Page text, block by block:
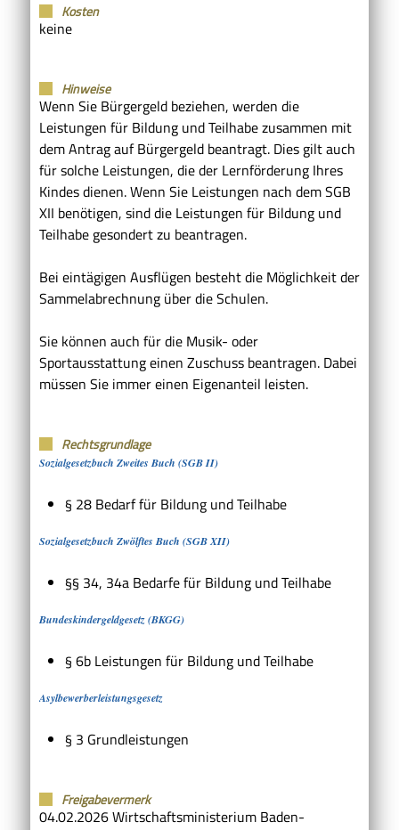
Kosten
keine
Hinweise
Wenn Sie Bürgergeld beziehen, werden die
Leistungen für Bildung und Teilhabe zusammen mit
dem Antrag auf Bürgergeld beantragt. Dies gilt auch
für solche Leistungen, die der Lernförderung Ihres
Kindes dienen. Wenn Sie Leistungen nach dem SGB
XII benötigen, sind die Leistungen für Bildung und
Teilhabe gesondert zu beantragen.
Bei eintägigen Ausflügen besteht die Möglichkeit der
Sammelabrechnung über die Schulen.
Sie können auch für die Musik- oder
Sportausstattung einen Zuschuss beantragen. Dabei
müssen Sie immer einen Eigenanteil leisten.
Rechtsgrundlage
Sozialgesetzbuch Zweites Buch (SGB II)
§ 28 Bedarf für Bildung und Teilhabe
Sozialgesetzbuch Zwölftes Buch (SGB XII)
§§ 34, 34a Bedarfe für Bildung und Teilhabe
Bundeskindergeldgesetz (BKGG)
§ 6b Leistungen für Bildung und Teilhabe
Asylbewerberleistungsgesetz
§ 3 Grundleistungen
Freigabevermerk
04.02.2026 Wirtschaftsministerium Baden-